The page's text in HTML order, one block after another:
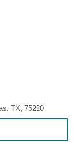
TX, 75220